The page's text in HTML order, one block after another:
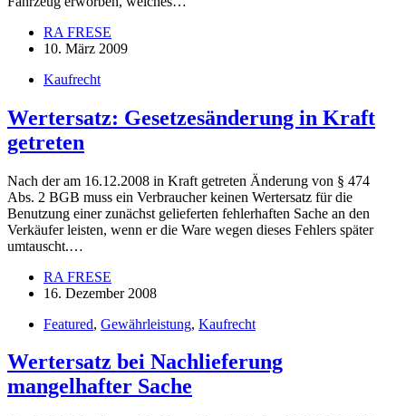
RA FRESE
10. März 2009
Kaufrecht
Wertersatz: Gesetzesänderung in Kraft
getreten
Nach der am 16.12.2008 in Kraft getreten Änderung von § 474
Abs. 2 BGB muss ein Verbraucher keinen Wertersatz für die
Benutzung einer zunächst gelieferten fehlerhaften Sache an den
Verkäufer leisten, wenn er die Ware wegen dieses Fehlers später
umtauscht.…
RA FRESE
16. Dezember 2008
Featured, Gewährleistung, Kaufrecht
Wertersatz bei Nachlieferung
mangelhafter Sache